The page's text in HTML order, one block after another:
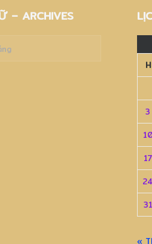
– ARCHIVES
H
3
17
24
31
«